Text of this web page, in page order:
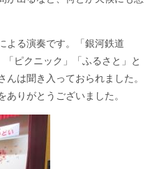
よる演奏です。「銀河鉄道
ピクニック」「ふるさと」と
は聞き入っておられました。
りがとうございました。